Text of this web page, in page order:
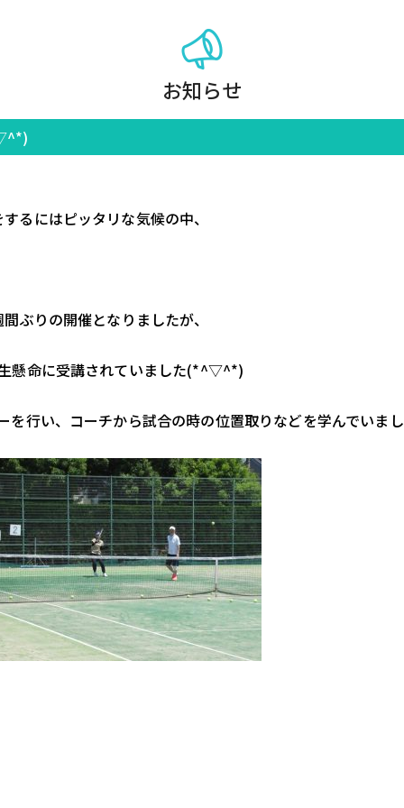
お知らせ
るにはピッタリな気候の中、
ぶりの開催となりましたが、
懸命に受講されていました(*^▽^*)
を行い、コーチから試合の時の位置取りなどを学んでいま